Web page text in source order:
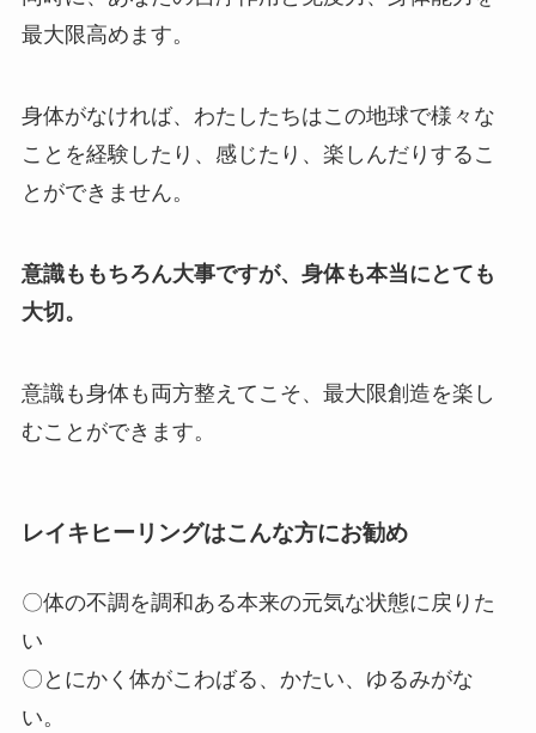
最大限高めます。
身体がなければ、わたしたちはこの地球で様々な
ことを経験したり、感じたり、楽しんだりするこ
とができません。
意識ももちろん大事ですが、身体も本当にとても
大切。
意識も身体も両方整えてこそ、最大限創造を楽し
むことができます。
レイキヒーリングはこんな方にお勧め
〇体の不調を調和ある本来の元気な状態に戻りた
い
〇とにかく体がこわばる、かたい、ゆるみがな
い。